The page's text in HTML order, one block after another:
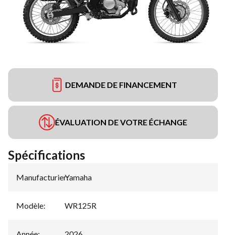
DEMANDE DE FINANCEMENT
ÉVALUATION DE VOTRE ÉCHANGE
Spécifications
Manufacturier:
Yamaha
Modèle: WR125R